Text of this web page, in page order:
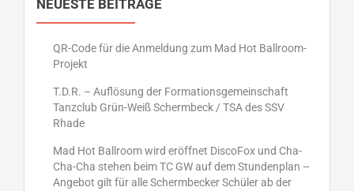
NEUESTE BEITRÄGE
QR-Code für die Anmeldung zum Mad Hot Ballroom-
Projekt
T.D.R. – Auflösung der Formationsgemeinschaft
Tanzclub Grün-Weiß Schermbeck / TSA des SSV
Rhade
Mad Hot Ballroom wird eröffnet DiscoFox und Cha-
Cha-Cha stehen beim TC GW auf dem Stundenplan –
Angebot gilt für alle Schermbecker Schüler ab der